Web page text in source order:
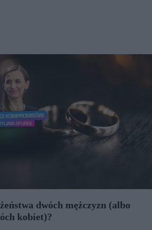
dwóch mężczyzn (albo
kobiet)?